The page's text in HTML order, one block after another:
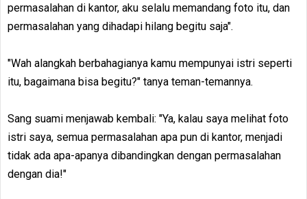
permasalahan di kantor, aku selalu memandang foto itu, dan
permasalahan yang dihadapi hilang begitu saja".
"Wah alangkah berbahagianya kamu mempunyai istri seperti
itu, bagaimana bisa begitu?" tanya teman-temannya.
Sang suami menjawab kembali: "Ya, kalau saya melihat foto
istri saya, semua permasalahan apa pun di kantor, menjadi
tidak ada apa-apanya dibandingkan dengan permasalahan
dengan dia!"